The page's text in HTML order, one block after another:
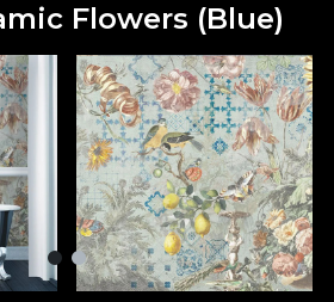
Flowers (Blue)